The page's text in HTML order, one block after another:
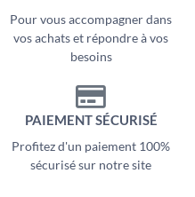
Pour vous accompagner dans
vos achats et répondre à vos
besoins
PAIEMENT SÉCURISÉ
Profitez d'un paiement 100%
sécurisé sur notre site